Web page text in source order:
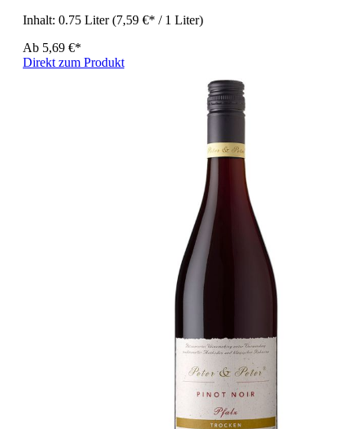
Inhalt: 0.75 Liter(7,59 €* / 1 Liter)
Ab 5,69 €*
Direkt zum Produkt